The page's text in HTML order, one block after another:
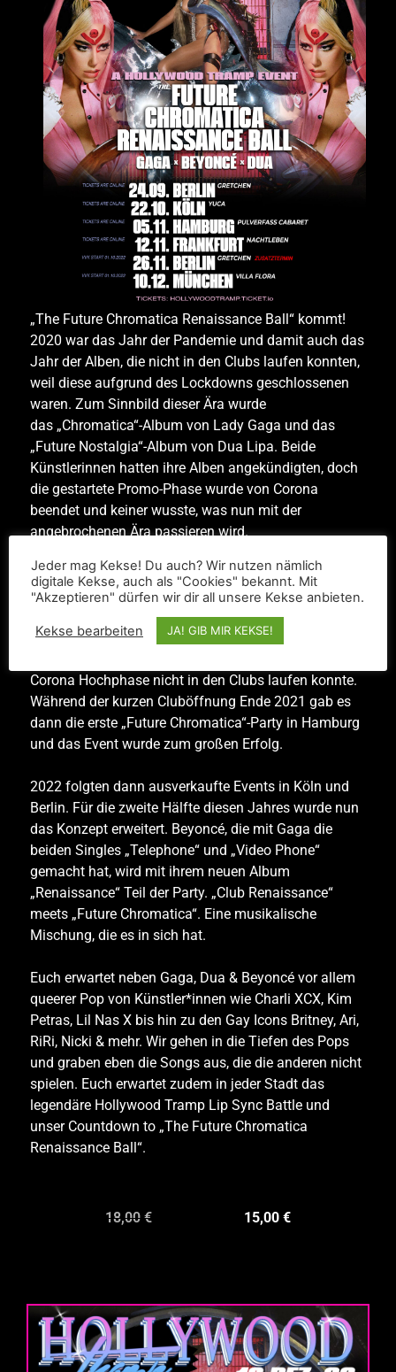
„The Future Chromatica Renaissance Ball“ kommt!
2020 war das Jahr der Pandemie und damit auch das
Jahr der Alben, die nicht in den Clubs laufen konnten,
weil diese aufgrund des Lockdowns geschlossenen
waren. Zum Sinnbild dieser Ära wurde
das „Chromatica“-Album von Lady Gaga und das
„Future Nostalgia“-Album von Dua Lipa. Beide
Künstlerinnen hatten ihre Alben angekündigten, doch
die gestartete Promo-Phase wurde von Corona
beendet und keiner wusste, was nun mit der
angebrochenen Ära passieren wird.
Was damals als gescheiterte Ära abgetan wurde,
entwickelte sich über die Zeit zu einem Sinnbild.
Somit kam Berry, der Mann hinter Hollywood Tramp,
auch die Idee, eine Party zu machen, bei der wir diese
Corona Hochphase nicht in den Clubs laufen konnte.
Während der kurzen Cluböffnung Ende 2021 gab es
dann die erste „Future Chromatica“-Party in Hamburg
und das Event wurde zum großen Erfolg.
2022 folgten dann ausverkaufte Events in Köln und
Berlin. Für die zweite Hälfte diesen Jahres wurde nun
das Konzept erweitert. Beyoncé, die mit Gaga die
beiden Singles „Telephone“ und „Video Phone“
gemacht hat, wird mit ihrem neuen Album
„Renaissance“ Teil der Party. „Club Renaissance“
meets „Future Chromatica“. Eine musikalische
Mischung, die es in sich hat.
Euch erwartet neben Gaga, Dua & Beyoncé vor allem
queerer Pop von Künstler*innen wie Charli XCX, Kim
Petras, Lil Nas X bis hin zu den Gay Icons Britney, Ari,
RiRi, Nicki & mehr. Wir gehen in die Tiefen des Pops
und graben eben die Songs aus, die die anderen nicht
spielen. Euch erwartet zudem in jeder Stadt das
legendäre Hollywood Tramp Lip Sync Battle und
unser Countdown to „The Future Chromatica
Renaissance Ball“.
18,00 € 15,00 €
Jeder mag Kekse! Du auch? Wir nutzen nämlich
digitale Kekse, auch als "Cookies" bekannt. Mit
"Akzeptieren" dürfen wir dir all unsere Kekse anbieten.
Kekse bearbeiten JA! GIB MIR KEKSE!